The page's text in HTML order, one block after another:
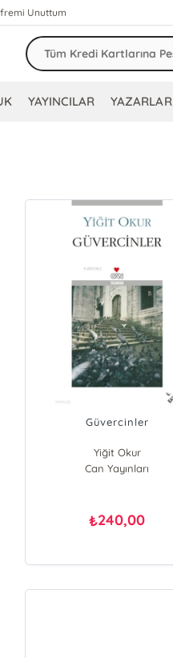
Unuttum
YAYINCILAR YAZARLAR
Güvercinler
Yiğit Okur
Can Yayınları
₺240,00